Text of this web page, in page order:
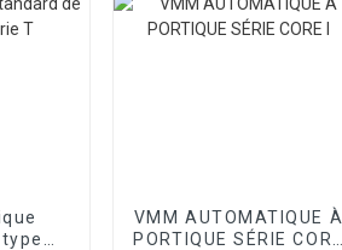
VMM AUTOMATIQUE À
PORTIQUE SÉRIE CORE